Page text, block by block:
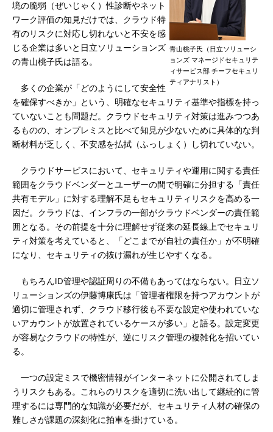
青山桃子氏（日立ソリューシ
ョンズ マネージドセキュリテ
ィサービス部 チーフセキュリ
ティアナリスト）
境の脆弱（ぜいじゃく）性診断やネット
ワーク評価の知見だけでは、クラウド特
有のリスクに対応し切れないと不安を感
じる企業は多いと日立ソリューションズ
の青山桃子氏は語る。
多くの企業が「どのようにして安全性
を確保すべきか」という、明確なセキュリティ基準や指標を持っ
ていないことも問題だ。クラウドセキュリティ対策は進みつつあ
るものの、オンプレミスと比べて知見が少ないために具体的な判
断材料が乏しく、不安感を払拭（ふっしょく）し切れていない。
クラウドサービスにおいて、セキュリティや運用に関する責任
範囲をクラウドベンダーとユーザーの間で明確に分担する「責任
共有モデル」に対する理解不足もセキュリティリスクを高める一
因だ。クラウドは、インフラの一部がクラウドベンダーの責任範
囲となる。その前提を十分に理解せず従来の延長線上でセキュリ
ティ対策を考えていると、「どこまでが自社の責任か」が不明確
になり、セキュリティの抜け漏れが生じやすくなる。
もちろんID管理や認証周りの不備もあってはならない。日立ソ
リューションズの伊藤博康氏は「管理者権限を持つアカウントが
適切に管理されず、クラウド移行後も不要な設定や使われていな
いアカウントが放置されているケースが多い」と語る。設定変更
が容易なクラウドの特性が、逆にリスク管理の複雑化を招いてい
る。
一つの設定ミスで機密情報がインターネットに公開されてしま
うリスクもある。これらのリスクを適切に洗い出して継続的に管
理するには専門的な知識が必要だが、セキュリティ人材の確保の
難しさが課題の深刻化に拍車を掛けている。